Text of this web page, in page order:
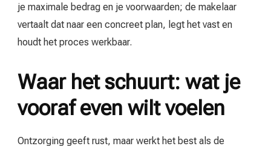
je maximale bedrag en je voorwaarden; de makelaar
vertaalt dat naar een concreet plan, legt het vast en
houdt het proces werkbaar.
Waar het schuurt: wat je
vooraf even wilt voelen
Ontzorging geeft rust, maar werkt het best als de